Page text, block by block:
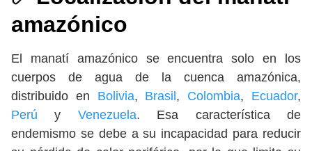
amazónico
El manatí amazónico se encuentra solo en los
cuerpos de agua de la cuenca amazónica,
distribuido en Bolivia, Brasil, Colombia, Ecuador,
Perú y Venezuela. Esa característica de
endemismo se debe a su incapacidad para reducir